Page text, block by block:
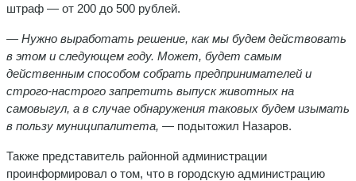
штраф — от 200 до 500 рублей.
— Нужно выработать решение, как мы будем действовать
в этом и следующем году. Может, будет самым
действенным способом собрать предпринимателей и
строго-настрого запретить выпуск животных на
самовыгул, а в случае обнаружения таковых будем изымать
в пользу муниципалитета, — подытожил Назаров.
Также представитель районной администрации
проинформировал о том, что в городскую администрацию